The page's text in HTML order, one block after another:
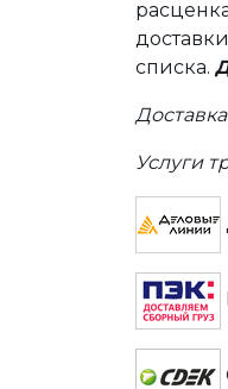
списка.
Услуги